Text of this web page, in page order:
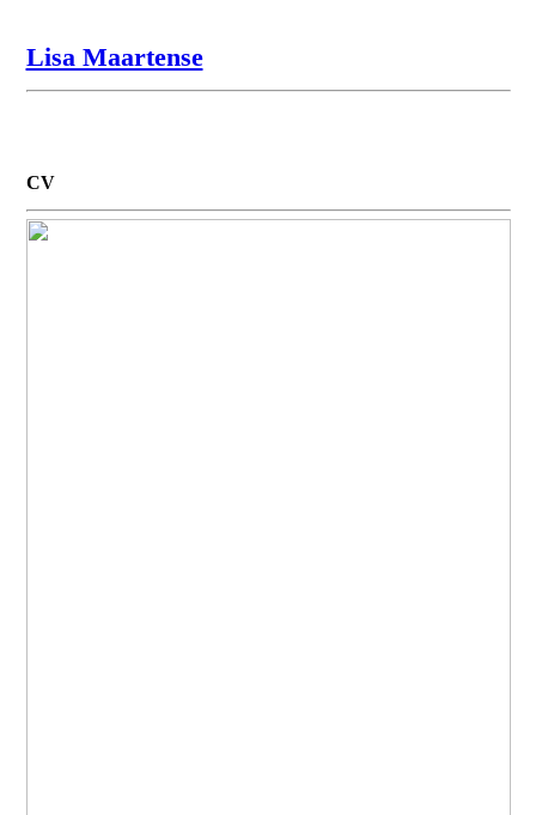
Lisa Maartense
CV